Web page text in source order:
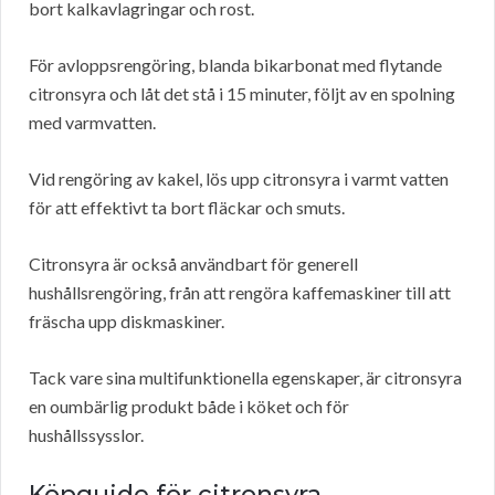
bort kalkavlagringar och rost.
För avloppsrengöring, blanda bikarbonat med flytande
citronsyra och låt det stå i 15 minuter, följt av en spolning
med varmvatten.
Vid rengöring av kakel, lös upp citronsyra i varmt vatten
för att effektivt ta bort fläckar och smuts.
Citronsyra är också användbart för generell
hushållsrengöring, från att rengöra kaffemaskiner till att
fräscha upp diskmaskiner.
Tack vare sina multifunktionella egenskaper, är citronsyra
en oumbärlig produkt både i köket och för
hushållssysslor.